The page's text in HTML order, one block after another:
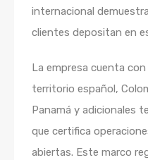
internacional
clientes depositan en
La empresa cuenta
territorio español,
Panamá y adicionales
que certifica
abiertas. Este marco